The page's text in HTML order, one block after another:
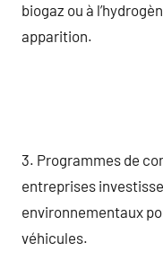
biogaz ou à
apparition.
3. Programmes de
entreprises
environnementaux
véhicules.